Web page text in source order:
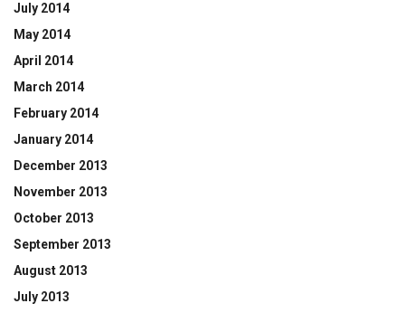
July 2014
May 2014
April 2014
March 2014
February 2014
January 2014
December 2013
November 2013
October 2013
September 2013
August 2013
July 2013